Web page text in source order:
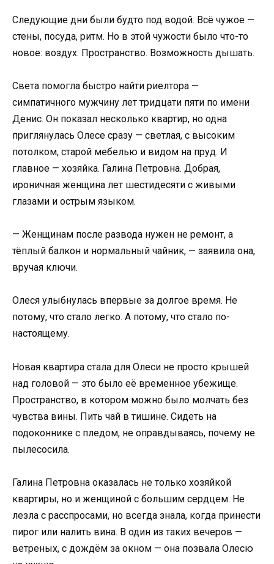
Следующие дни были будто под водой. Всё чужое —
стены, посуда, ритм. Но в этой чужости было что-то
новое: воздух. Пространство. Возможность дышать.
Света помогла быстро найти риелтора —
симпатичного мужчину лет тридцати пяти по имени
Денис. Он показал несколько квартир, но одна
приглянулась Олесе сразу — светлая, с высоким
потолком, старой мебелью и видом на пруд. И
главное — хозяйка. Галина Петровна. Добрая,
ироничная женщина лет шестидесяти с живыми
глазами и острым языком.
— Женщинам после развода нужен не ремонт, а
тёплый балкон и нормальный чайник, — заявила она,
вручая ключи.
Олеся улыбнулась впервые за долгое время. Не
потому, что стало легко. А потому, что стало по-
настоящему.
Новая квартира стала для Олеси не просто крышей
над головой — это было её временное убежище.
Пространство, в котором можно было молчать без
чувства вины. Пить чай в тишине. Сидеть на
подоконнике с пледом, не оправдываясь, почему не
пылесосила.
Галина Петровна оказалась не только хозяйкой
квартиры, но и женщиной с большим сердцем. Не
лезла с расспросами, но всегда знала, когда принести
пирог или налить вина. В один из таких вечеров —
ветреных, с дождём за окном — она позвала Олесю